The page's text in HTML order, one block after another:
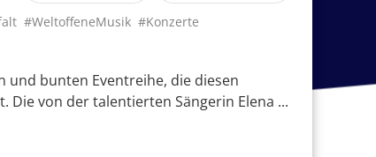
#WeltoffeneMusik #Konzerte
und bunten Eventreihe, die diesen
von der talentierten Sängerin Elena ...